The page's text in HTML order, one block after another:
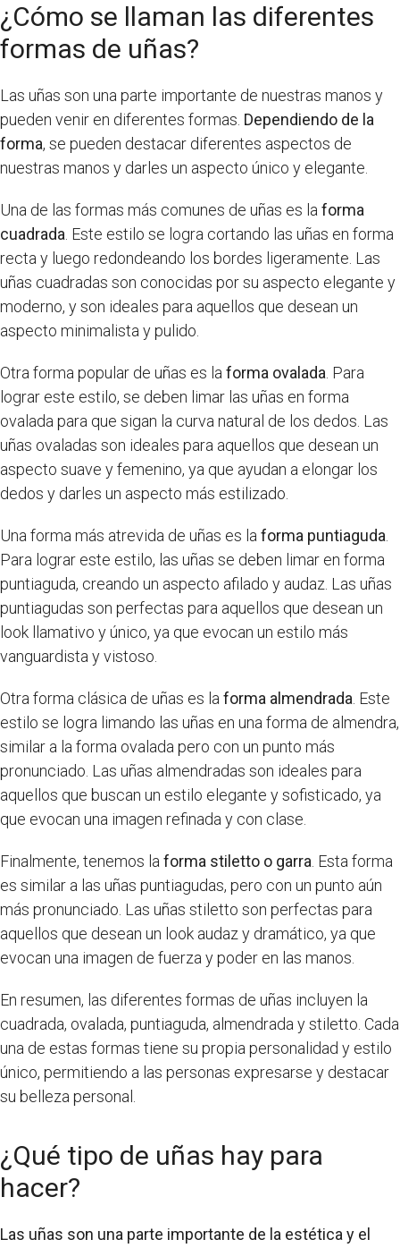
¿Cómo se llaman las diferentes
formas de uñas?
Las uñas son una parte importante de nuestras manos y
pueden venir en diferentes formas. Dependiendo de la
forma, se pueden destacar diferentes aspectos de
nuestras manos y darles un aspecto único y elegante.
Una de las formas más comunes de uñas es la forma
cuadrada . Este estilo se logra cortando las uñas en forma
recta y luego redondeando los bordes ligeramente. Las
uñas cuadradas son conocidas por su aspecto elegante y
moderno, y son ideales para aquellos que desean un
aspecto minimalista y pulido.
Otra forma popular de uñas es la forma ovalada . Para
lograr este estilo, se deben limar las uñas en forma
ovalada para que sigan la curva natural de los dedos. Las
uñas ovaladas son ideales para aquellos que desean un
aspecto suave y femenino, ya que ayudan a elongar los
dedos y darles un aspecto más estilizado.
Una forma más atrevida de uñas es la forma puntiaguda
Para lograr este estilo, las uñas se deben limar en forma
puntiaguda, creando un aspecto afilado y audaz. Las uñas
puntiagudas son perfectas para aquellos que desean un
look llamativo y único, ya que evocan un estilo más
vanguardista y vistoso.
Otra forma clásica de uñas es la forma almendrada . Este
estilo se logra limando las uñas en una forma de almendra,
similar a la forma ovalada pero con un punto más
pronunciado. Las uñas almendradas son ideales para
aquellos que buscan un estilo elegante y sofisticado, ya
que evocan una imagen refinada y con clase.
Finalmente, tenemos la forma stiletto o garra . Esta forma
es similar a las uñas puntiagudas, pero con un punto aún
más pronunciado. Las uñas stiletto son perfectas para
aquellos que desean un look audaz y dramático, ya que
evocan una imagen de fuerza y poder en las manos.
En resumen, las diferentes formas de uñas incluyen la
cuadrada, ovalada, puntiaguda, almendrada y stiletto. Cada
una de estas formas tiene su propia personalidad y estilo
único, permitiendo a las personas expresarse y destacar
su belleza personal.
¿Qué tipo de uñas hay para
hacer?
Las uñas son una parte importante de la estética y el